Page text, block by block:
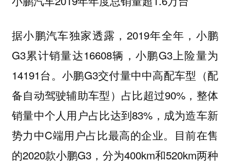
据小鹏汽车独家透露，2019年全年，小鹏
G3累计销量达16608辆，小鹏G3上险量为
14191台。小鹏G3交付量中中高配车型（配
备自动驾驶辅助车型）占比超过90%，整体
销量中个人用户占比达到83%，成为造车新
势力中C端用户占比最高的企业。目前在售
的2020款小鹏G3，分为400km和520km两种